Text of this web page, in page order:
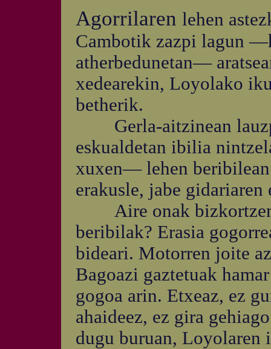
Agorrilaren lehen
Cambotik zazpi lagun
atherbedunetan—
xedearekin, Loyolako
betherik.
Gerla-aitzinean
eskualdetan ibilia
xuxen— lehen
erakusle, jabe
Aire onak bizkortzen
beribilak? Erasia
bideari. Motorren joite
Bagoazi gaztetuak
gogoa arin. Etxeaz, ez
ahaideez, ez gira
dugu buruan, Loyolaren